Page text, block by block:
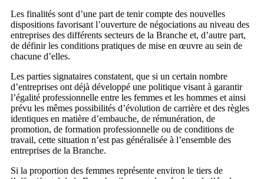
Les finalités sont d’une part de tenir compte des nouvelles
dispositions favorisant l’ouverture de négociations au niveau des
entreprises des différents secteurs de la Branche et, d’autre part,
de définir les conditions pratiques de mise en œuvre au sein de
chacune d’elles.
Les parties signataires constatent, que si un certain nombre
d’entreprises ont déjà développé une politique visant à garantir
l’égalité professionnelle entre les femmes et les hommes et ainsi
prévu les mêmes possibilités d’évolution de carrière et des règles
identiques en matière d’embauche, de rémunération, de
promotion, de formation professionnelle ou de conditions de
travail, cette situation n’est pas généralisée à l’ensemble des
entreprises de la Branche.
Si la proportion des femmes représente environ le tiers de